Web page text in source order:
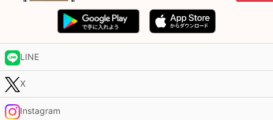
LINE
X
Instagram